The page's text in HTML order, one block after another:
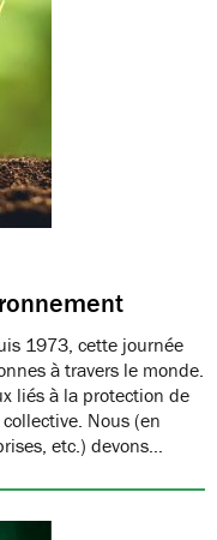
1973, cette journée
à travers le monde.
liés à la protection de
Nous (en
etc.) devons…